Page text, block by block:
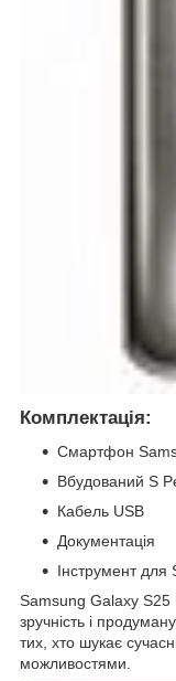
Комплектація:
Смартфон
Вбудований S
Кабель USB
Документація
Інструмент для
Samsung Galaxy S25
зручність і
тих, хто шукає
можливостями.